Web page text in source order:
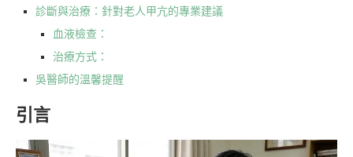
診斷與治療：針對老人甲亢的專業建議
血液檢查：
治療方式：
吳醫師的溫馨提醒
引言